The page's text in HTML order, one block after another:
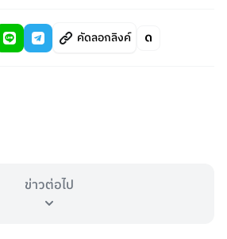
คัดลอกลิงค์
ข่าวต่อไป